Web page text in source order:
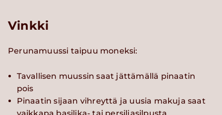
Vinkki
Perunamuussi taipuu moneksi:
Tavallisen muussin saat jättämällä pinaatin
pois
Pinaatin sijaan vihreyttä ja uusia makuja saat